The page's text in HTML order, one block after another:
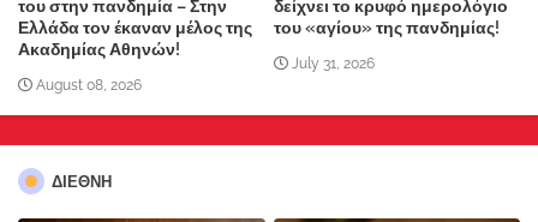
του στην πανδημία – Στην
Ελλάδα τον έκαναν μέλος της
Ακαδημίας Αθηνών!
August 08, 2026
δείχνει το κρυφό ημερολόγιο
του «αγίου» της πανδημίας!
July 31, 2026
ΔΙΕΘΝΗ